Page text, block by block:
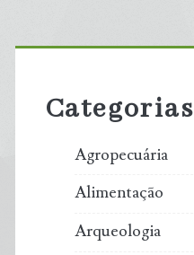
Primary
Sidebar
Categorias
Agropecuária
Alimentação
Arqueologia